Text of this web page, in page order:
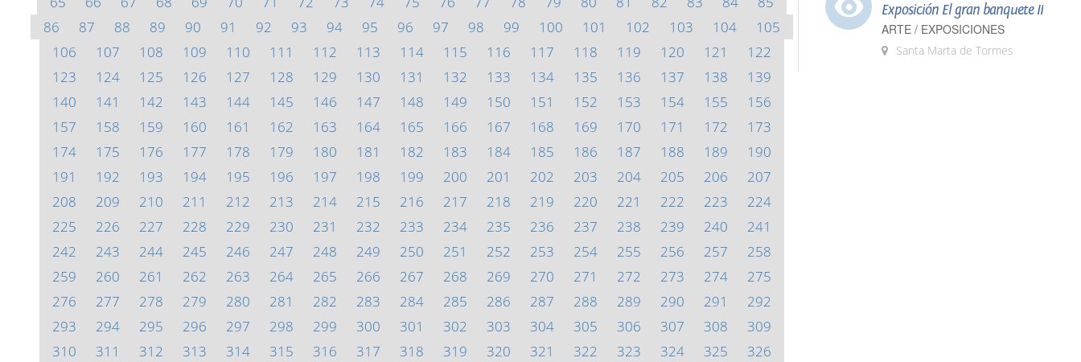
86
87 88 89 90 91 92 93 94 95 96 97 98 99 100 101 102 103 104
105
106
107 108 109 110 111 112 113 114 115 116 117 118 119 120 121
122
123
124 125 126 127 128 129 130 131 132 133 134 135 136 137 138
139
140
141 142 143 144 145 146 147 148 149 150 151 152 153 154 155
156
157
158 159 160 161 162 163 164 165 166 167 168 169 170 171 172
173
174
175 176 177 178 179 180 181 182 183 184 185 186 187 188 189
190
191
192 193 194 195 196 197 198 199 200 201 202 203 204 205 206
207
208
209 210 211 212 213 214 215 216 217 218 219 220 221 222 223
224
225
226 227 228 229 230 231 232 233 234 235 236 237 238 239 240
241
242
243 244 245 246 247 248 249 250 251 252 253 254 255 256 257
258
259
260 261 262 263 264 265 266 267 268 269 270 271 272 273 274
275
276
277 278 279 280 281 282 283 284 285 286 287 288 289 290 291
292
293
294 295 296 297 298 299 300 301 302 303 304 305 306 307 308
309
310
311 312 313 314 315 316 317 318 319 320 321 322 323 324 325 326
Exposición El gran banquete II
ARTE / EXPOSICIONES
Santa Marta de Tormes